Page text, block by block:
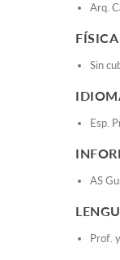
Arq.
FÍSICA
Sin
Esp.
AS
Prof.